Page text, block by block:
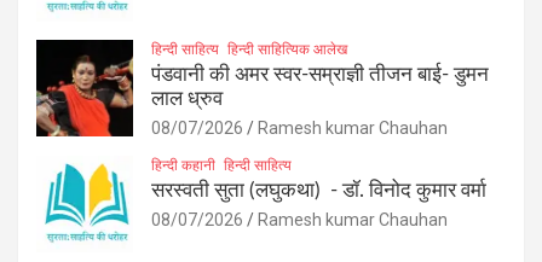
हिन्दी साहित्य हिन्दी साहित्यिक आलेख
पंडवानी की अमर स्वर-सम्राज्ञी तीजन बाई- डुमन
लाल ध्रुव
08/07/2026 Ramesh kumar Chauhan
हिन्दी कहानी हिन्दी साहित्य
सरस्वती सुता (लघुकथा) ​- डॉ. विनोद कुमार वर्मा
08/07/2026 Ramesh kumar Chauhan